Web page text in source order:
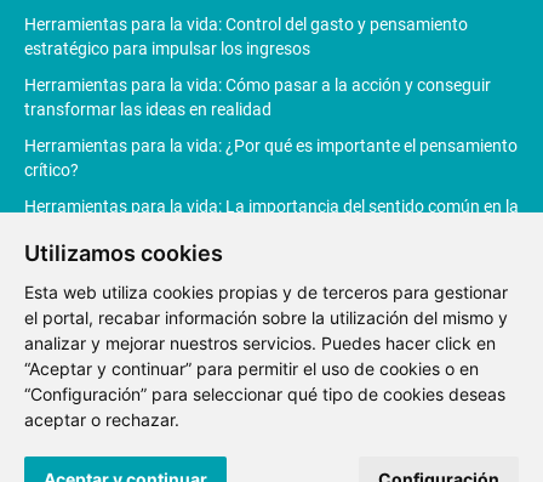
Utilizamos cookies
Esta web utiliza cookies propias y de terceros para gestionar
el portal, recabar información sobre la utilización del mismo y
analizar y mejorar nuestros servicios. Puedes hacer click en
“Aceptar y continuar” para permitir el uso de cookies o en
“Configuración” para seleccionar qué tipo de cookies deseas
aceptar o rechazar.
Herramientas para la vida: Control del gasto y pensamiento
estratégico para impulsar los ingresos
Herramientas para la vida: Cómo pasar a la acción y conseguir
transformar las ideas en realidad
Herramientas para la vida: ¿Por qué es importante el pensamiento
crítico?
Herramientas para la vida: La importancia del sentido común en la
Herramientas para la vida: La Inteligencia Artificial revoluciona la
productividad
Política de
Política de
Canal de